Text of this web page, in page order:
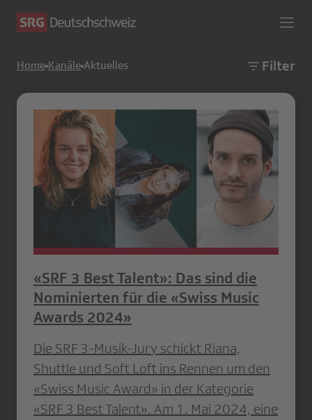
Home Kanäle Aktuelles Filter
«SRF 3 Best Talent»: Das sind die
Nominierten für die «Swiss Music
Awards 2024»
Die SRF 3-Musik-Jury schickt Riana,
Shuttle und Soft Loft ins Rennen um den
«Swiss Music Award» in der Kategorie
«SRF 3 Best Talent». Am 1. Mai 2024, eine